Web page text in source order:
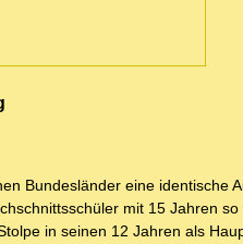
Bundesländer eine identische
mit 15 Jahren
in seinen 12 Jahren als